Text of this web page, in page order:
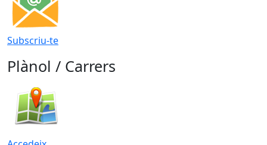
Subscriu-te
Plànol / Carrers